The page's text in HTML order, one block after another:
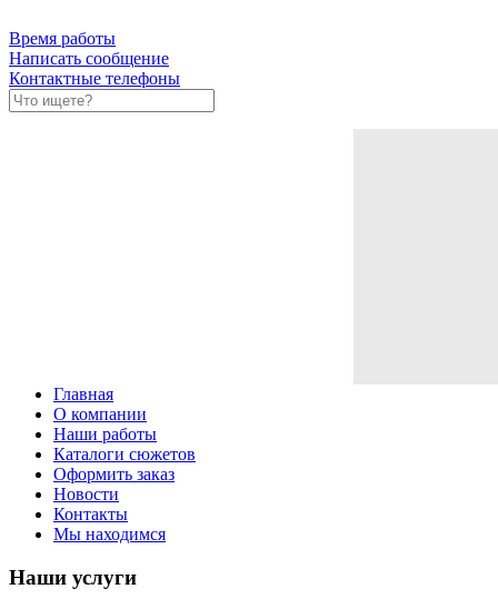
Время работы
Написать сообщение
Контактные телефоны
Главная
О компании
Наши работы
Каталоги сюжетов
Оформить заказ
Новости
Контакты
Мы находимся
Наши услуги